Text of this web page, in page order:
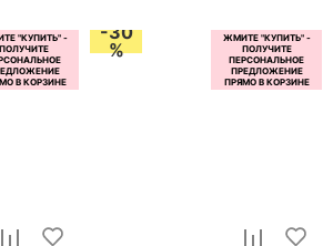
-30
%